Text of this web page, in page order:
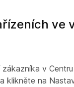
ve
v
a klikněte na